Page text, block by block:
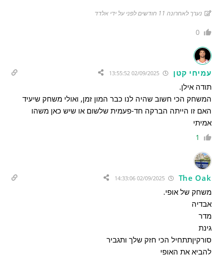
נערך לאחרונה 11 חודשים לפני על ידי אלדד
0
עמיחי קטן
תודה אילן.
המשחק הכי חשוב שהיה לנו כבר המון זמן, ואולי משחק שיעיד
האם זו הייתה הברקה חד-פעמית שלשום או שיש כאן משהו
אמיתי
1
The Oak
02/09/2025 14:33:06
משחק של אופי.
אבדיה
מדר
גינת
סורקיןתתחיל הכי חזק שלך ותגביר
להביא את האופי